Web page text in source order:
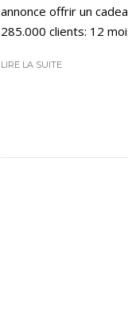
annonce offrir un
285.000 clients: 12
LIRE LA SUITE